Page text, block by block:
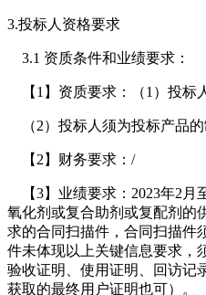
3.投标人资格要求
3.1 资质条件和业绩要求：
【1】资质要求：（1）投标
（2）投标人须为投标产品的
【2】财务要求：/
【3】业绩要求：2023年2月
氧化剂或复合助剂或复配剂的
求的合同扫描件，合同扫描件
件未体现以上关键信息要求，
验收证明、使用证明、回访记
获取的最终用户证明也可）。